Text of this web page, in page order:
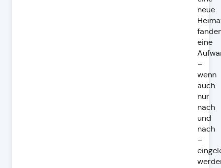
neue
eine
–
wenn
auch
nur
nach
und
nach
–